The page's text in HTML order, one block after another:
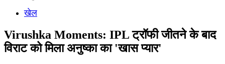
खेल
Virushka Moments: IPL ट्रॉफी जीतने के बाद
विराट को मिला अनुष्का का 'खास प्यार'